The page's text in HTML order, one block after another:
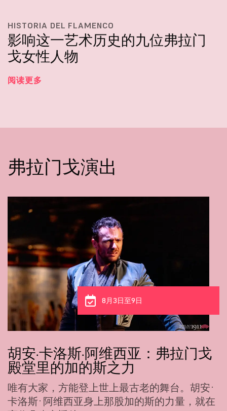
HISTORIA DEL FLAMENCO
影响这一艺术历史的九位弗拉门
戈女性人物
阅读更多
弗拉门戈演出
8月3日至6日
卡门·扬：化作舞蹈的优雅，就在
1911演出馆
她跨越一整片海洋，只为学会跳弗拉门戈。如
今，她以一种教不出来的优雅起舞。